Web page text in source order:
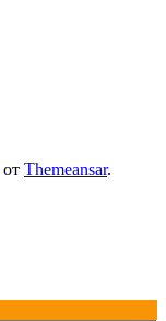
от Themeansar.